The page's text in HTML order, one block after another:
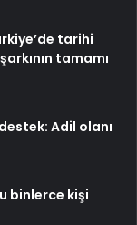
tarihi
tamamı
Adil olanı
binlerce kişi